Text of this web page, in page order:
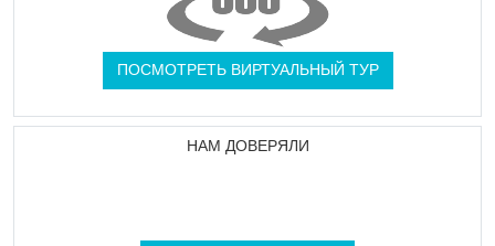
ПОСМОТРЕТЬ ВИРТУАЛЬНЫЙ ТУР
НАМ ДОВЕРЯЛИ